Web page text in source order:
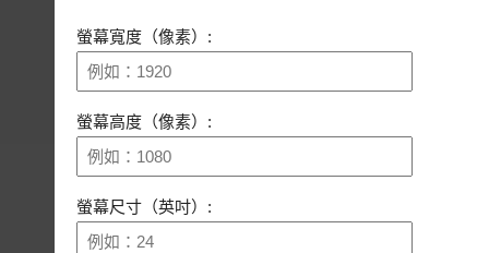
螢幕寬度（像素）:
螢幕高度（像素）:
螢幕尺寸（英吋）: